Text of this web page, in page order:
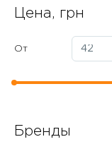
Цена, грн
От
Бренды